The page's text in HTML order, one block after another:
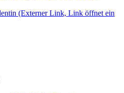
(Externer Link, Link öffnet ein